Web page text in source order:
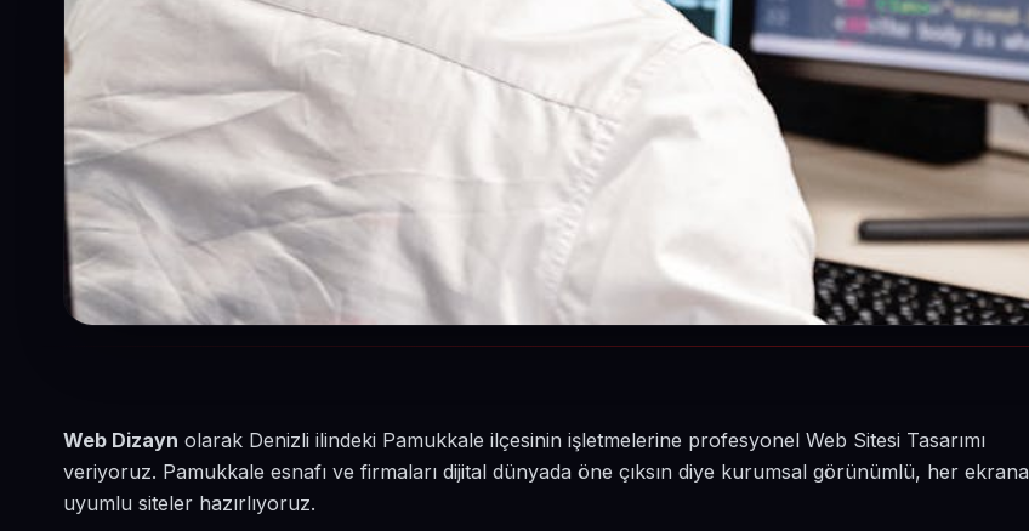
Web Dizayn olarak Denizli ilindeki Pamukkale ilçesinin işletmelerine profesyonel Web Sitesi Tasarımı
veriyoruz. Pamukkale esnafı ve firmaları dijital dünyada öne çıksın diye kurumsal görünümlü, her ekrana
uyumlu siteler hazırlıyoruz.